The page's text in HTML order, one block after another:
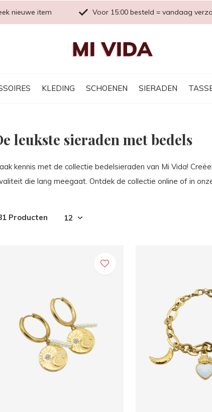
KLEDING SCHOENEN SIERADEN
nieuwe item Voor 15:00 besteld = vandaag
leukste sieraden met bedels
kennis met de collectie bedelsieraden van Mi Vida!
die lang meegaat. Ontdek de collectie online of in
Producten